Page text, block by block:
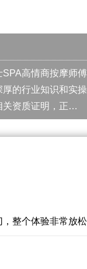
高情商按摩师
的行业知识和实
关资质证明，正…
整个体验非常放